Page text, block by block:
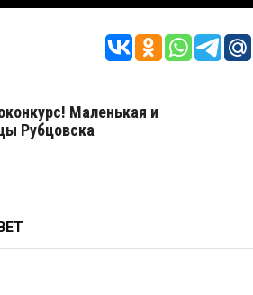
Маленькая и
Рубцовска